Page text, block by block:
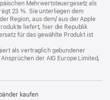
Mehrwertsteuergesetz als
23 %. Sie unterliegen dem
Region, aus dem/ aus der Apple
liefert, hier die Republik
für das gewählte Produkt ist
als vertraglich gebundener
der AIG Europe Limited,
kaufen